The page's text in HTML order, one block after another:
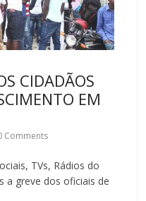
CIDADÃOS
EM
Comments
TVs, Rádios do
a greve dos oficiais de